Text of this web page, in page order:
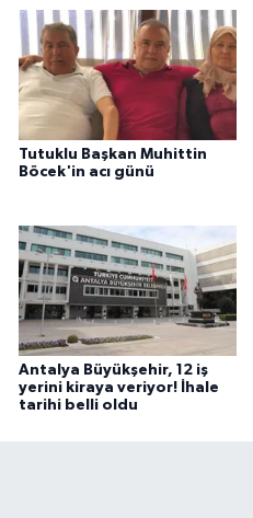
Tutuklu Başkan Muhittin
Böcek'in acı günü
Antalya Büyükşehir, 12 iş
yerini kiraya veriyor! İhale
tarihi belli oldu